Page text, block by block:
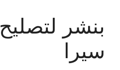
بنشر
سيرا